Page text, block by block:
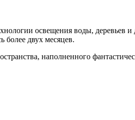
освещения воды, деревьев и
более двух месяцев.
наполненного